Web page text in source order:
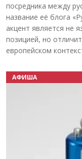
посредника между
название её блога
акцент является не
позицией, но
европейском
АФИША